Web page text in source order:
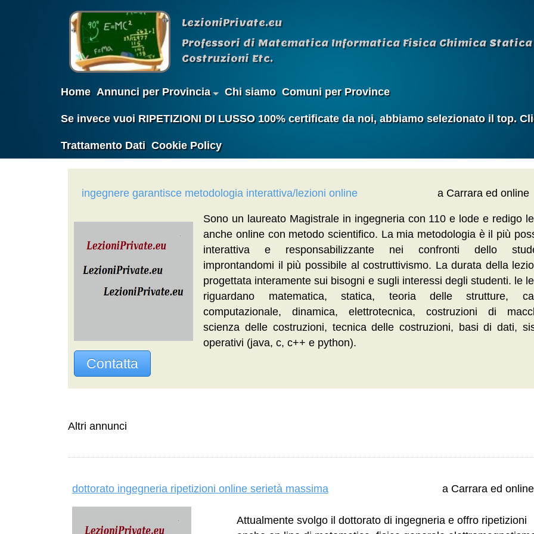
LezioniPrivate.eu
Professori di Matematica Informatica Fisica Chimica Statica
Costruzioni Etc.
Home Annunci per Provincia Chi siamo Comuni per Province
Se invece vuoi RIPETIZIONI DI LUSSO 100% certificate da noi, abbiamo selezionato il top.
Trattamento Dati Cookie Policy
ingegnere garantisce metodologia interattiva/lezioni online a Carrara ed online
Sono un laureato Magistrale in ingegneria con 110 e lode e redigo
anche online con metodo scientifico. La mia metodologia è il più
interattiva e responsabilizzante nei confronti dello
improntandomi il più possibile al costruttivismo. La durata della
progettata interamente sui bisogni e sugli interessi degli studenti. le
riguardano matematica, statica, teoria delle strutture,
computazionale, dinamica, elettrotecnica, costruzioni di
scienza delle costruzioni, tecnica delle costruzioni, basi di dati,
operativi (java, c, c++ e python).
Contatta
Altri annunci
dottorato ingegneria ripetizioni online serietà massima a Carrara ed online
Attualmente svolgo il dottorato di ingegneria e offro ripetizioni